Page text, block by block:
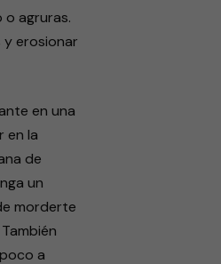
o agruras.
erosionar
en una
en la
de
un
morderte
a